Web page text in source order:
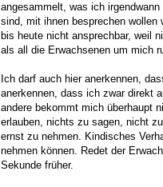
angesammelt, was ich
sind, mit ihnen besprechen wollen
bis heute nicht ansprechbar, weil
als all die Erwachsenen um mich
Ich darf auch hier anerkennen,
anerkennen, dass ich zwar direkt
andere bekommt mich überhaupt
erlauben, nichts zu sagen, nicht
ernst zu nehmen. Kindisches
nehmen können. Redet der
Sekunde früher.